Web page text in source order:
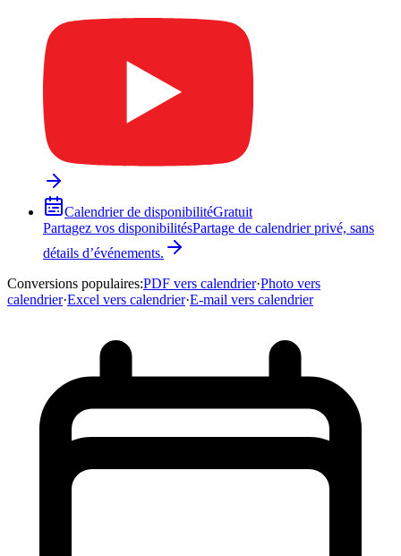
Calendrier de disponibilitéGratuit
Partagez vos disponibilitésPartage de calendrier privé, sans
détails d’événements.
Conversions populaires:PDF vers calendrier·Photo vers
calendrier·Excel vers calendrier·E-mail vers calendrier